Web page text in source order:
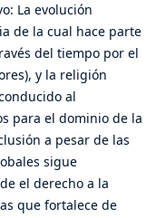
La evolución
de la cual hace parte
del tiempo por el
y la religión
al
para el dominio de la
a pesar de las
sigue
el derecho a la
que fortalece de